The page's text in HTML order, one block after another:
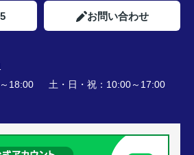
お問い合わせ
18:00 土・日・祝：10:00～17:00